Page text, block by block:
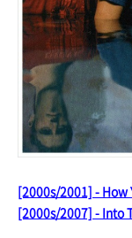
[2000s/2001] -
[2000s/2007] - Into